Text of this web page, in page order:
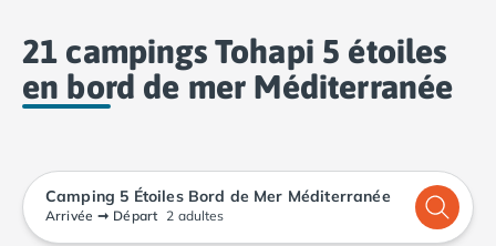
Camping Caen
Camping Honfleur
Camping Houlgate
Camping Mont Saint Michel
Camping Bretagne
Camping Côtes d'Armor
camping en bord de mer Méditerranée.
21 campings Tohapi 5 étoiles
en bord de mer Méditerranée
Camping 5 Étoiles Bord de Mer Méditerranée
Arrivée ➞ Départ 2 adultes